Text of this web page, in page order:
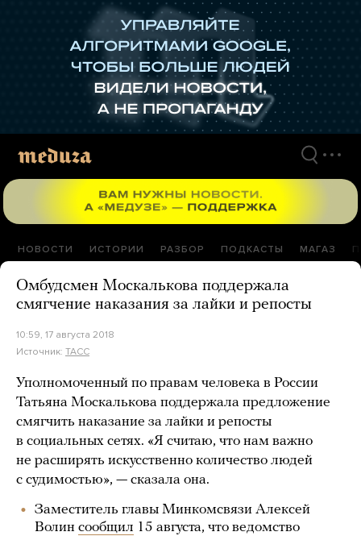
НОВОСТИ ИСТОРИИ РАЗБОР ПОДКАСТЫ МАГАЗ
Омбудсмен Москалькова поддержала
смягчение наказания за лайки и репосты
10:59, 17 августа 2018
Источник: ТАСС
Уполномоченный по правам человека в России
Татьяна Москалькова поддержала предложение
смягчить наказание за лайки и репосты
в социальных сетях. «Я считаю, что нам важно
не расширять искусственно количество людей
с судимостью», — сказала она.
Заместитель главы Минкомсвязи Алексей
Волин сообщил 15 августа, что ведомство